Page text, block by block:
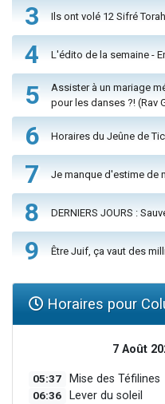
3 Ils ont volé 12 Sifré
4 L'édito de la semaine -
5
Assister à un mariage
pour les danses ?! (Rav
6 Horaires du Jeûne de
7 Je manque d'estime de
8 DERNIERS JOURS :
9 Être Juif, ça vaut des
Horaires pour
7 Août
05:37 Mise des Téfilines
06:36 Lever du soleil